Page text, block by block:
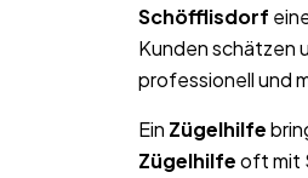
Schöfflisdorf
Kunden schätzen
professionell und
Ein Zügelhilfe
Zügelhilfeoft mit